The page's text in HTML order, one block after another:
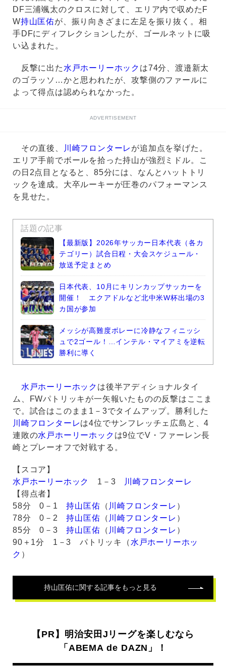
DF三浦颯太のクロスに対して、エリア内で収めたF
W持山匡佑が、振り向きざまに左足を振り抜く。相
手DFにディフレクションしたが、ゴールネットに吸
い込まれた。
反撃に出た水戸ホーリーホック は74分、渡邉新太
のゴラッソ…かと思われたが、攻撃側のファールに
よって得点は認められなかった。
ADVERTISEMENT
その直後、 川崎フロンターレ が追加点を挙げた。
エリア手前でボールを拾った持山が強烈ミドル。こ
の日2点目となると、85分には、なんとハットトリ
ックを達成。大卒ルーキーが圧巻のパフォーマンス
を見せた。
話題の記事
【最新版】2026年サッカー日本代表（各カ
テゴリー）試合日程・大会スケジュール・
放送予定まとめ
日本代表、10月にキリンカップサッカーを
開催！ エクアドルなど北中米W杯出場の3
カ国が参加
メッシが高難度ボレーに冷静なフィニッシ
ュで2ゴール！…インテル・マイアミを逆転
勝利に導く
水戸ホーリーホック は後半アディショナルタイ
ム、FWパトリッキが一矢報いたものの反撃はここま
で。試合はこのまま1－3でタイムアップ。勝利した
川崎フロンターレは4位でサンフレッチェ広島と、4
連敗の水戸ホーリーホック は9位でV・ファーレン長
崎とプレーオフで対戦する。
【スコア】
水戸ホーリーホック
1－3
川崎フロンターレ
【得点者】
58分 0－1持山匡佑 （ 川崎フロンターレ ）
78分 0－2持山匡佑 （ 川崎フロンターレ ）
85分 0－3持山匡佑 （ 川崎フロンターレ ）
90＋1分 1－3 パトリッキ（水戸ホーリーホッ
ク ）
持山匡佑に関する記事をもっと見る
【PR】明治安田Jリーグを楽しむなら
「ABEMA de DAZN」！